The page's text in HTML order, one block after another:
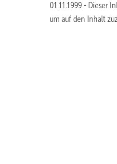
01.11.1999 - Dieser
um auf den Inhalt